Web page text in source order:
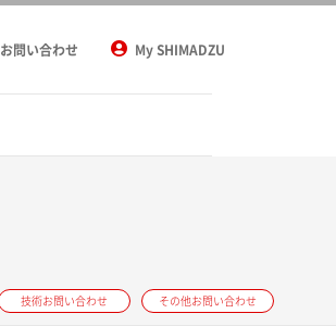
お問い合わせ My SHIMADZU
技術お問い合わせ その他お問い合わせ